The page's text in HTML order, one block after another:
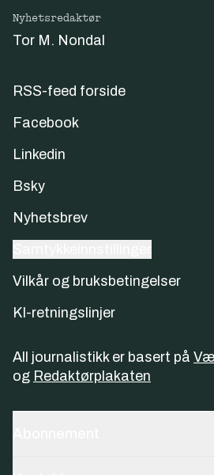
Nyhetsredaktør
Tor M. Nondal
RSS-feed forside
Facebook
Linkedin
Bsky
Nyhetsbrev
Vilkår og bruksbetingelser
KI-retningslinjer
All journalistikk er basert på
og Redaktørplakaten